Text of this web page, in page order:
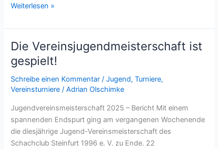
SC
beim
Stadtjubiläum,
Schweinemarkt
&
Schnellschachturnier
Weiterlesen »
Die Vereinsjugendmeisterschaft ist
gespielt!
Schreibe einen Kommentar /Jugend,Turniere,
Vereinsturniere /Adrian Olschimke
Jugendvereinsmeisterschaft 2025 – Bericht Mit einem
spannenden Endspurt ging am vergangenen Wochenende
die diesjährige Jugend-Vereinsmeisterschaft des
Schachclub Steinfurt 1996 e. V. zu Ende. 22